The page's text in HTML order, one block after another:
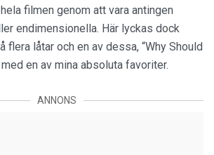
filmen genom att vara antingen
endimensionella. Här lyckas dock
flera låtar och en av dessa, “Why Should
med en av mina absoluta favoriter.
ANNONS